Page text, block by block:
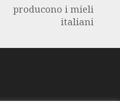
producono i mieli
italiani